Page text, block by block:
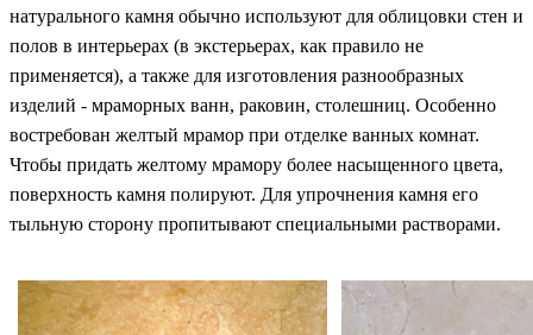
натурального камня обычно используют для облицовки стен и
полов в интерьерах (в экстерьерах, как правило не
применяется), а также для изготовления разнообразных
изделий - мраморных ванн, раковин, столешниц. Особенно
востребован желтый мрамор при отделке ванных комнат.
Чтобы придать желтому мрамору более насыщенного цвета,
поверхность камня полируют. Для упрочнения камня его
тыльную сторону пропитывают специальными растворами.